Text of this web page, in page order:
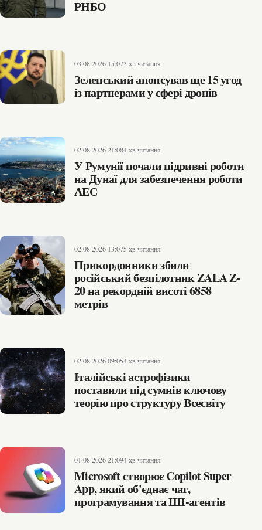
РНБО
03.08.2026 15:073 хв читання
Зеленський анонсував ще 15 угод
із партнерами у сфері дронів
02.08.2026 21:084 хв читання
У Румунії почали підривні роботи
на Дунаї для забезпечення роботи
АЕС
02.08.2026 13:075 хв читання
Прикордонники збили
російський безпілотник ZALA Z-
20 на рекордній висоті 6858
метрів
02.08.2026 09:054 хв читання
Італійські астрофізики
поставили під сумнів ключову
теорію про структуру Всесвіту
01.08.2026 21:094 хв читання
Microsoft створює Copilot Super
App, який об'єднає чат,
програмування та ШІ-агентів